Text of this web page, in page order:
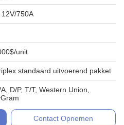
750A
unit
standaard uitvoerend pakket
D/P, T/T, Western Union,
Contact Opnemen